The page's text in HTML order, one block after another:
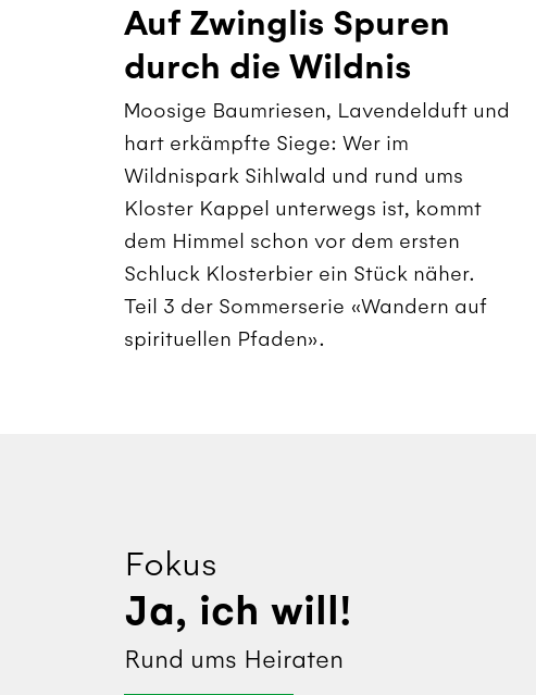
Auf Zwinglis Spuren
durch die Wildnis
Moosige Baumriesen, Lavendelduft und
hart erkämpfte Siege: Wer im
Wildnispark Sihlwald und rund ums
Kloster Kappel unterwegs ist, kommt
dem Himmel schon vor dem ersten
Schluck Klosterbier ein Stück näher.
Teil 3 der Sommerserie «Wandern auf
spirituellen Pfaden».
Fokus
Ja, ich will!
Rund ums Heiraten